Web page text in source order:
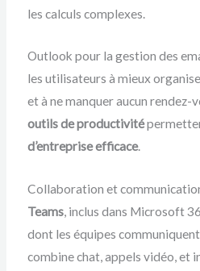
les calculs complexes.
Outlook pour la gestion des
les utilisateurs à mieux
et à ne manquer aucun rendez-
outils de productivité
d’entreprise efficace.
Collaboration et
Teams, inclus dans Microsoft
dont les équipes
combine chat, appels vidéo, et